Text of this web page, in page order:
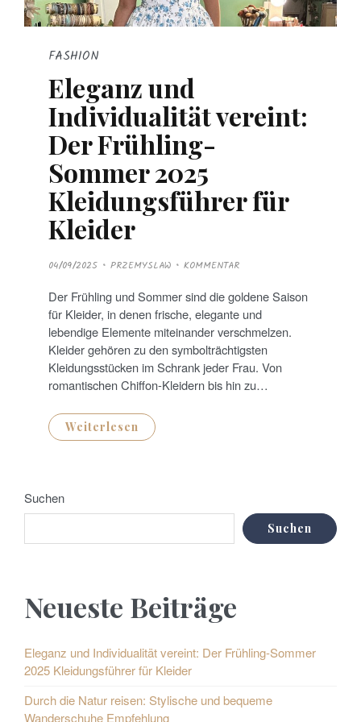
FASHION
Eleganz und
Individualität vereint:
Der Frühling-
Sommer 2025
Kleidungsführer für
Kleider
P
O
T
E
D
O
N
04/09/2025 PRZEMYSLAW KOMMENTAR
Der Frühling und Sommer sind die goldene Saison
für Kleider, in denen frische, elegante und
lebendige Elemente miteinander verschmelzen.
Kleider gehören zu den symbolträchtigsten
Kleidungsstücken im Schrank jeder Frau. Von
romantischen Chiffon-Kleidern bis hin zu…
Weiterlesen
Suchen
Suchen
Neueste Beiträge
Eleganz und Individualität vereint: Der Frühling-Sommer
2025 Kleidungsführer für Kleider
Durch die Natur reisen: Stylische und bequeme
Wanderschuhe Empfehlung